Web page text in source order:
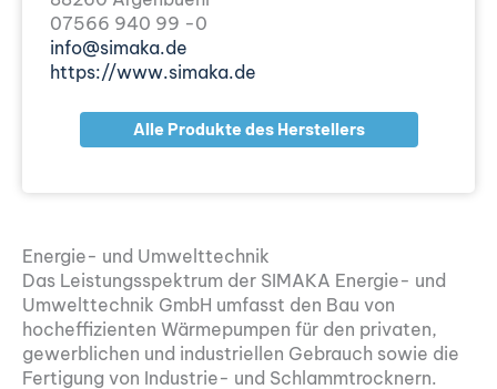
07566 940 99 -0
info@simaka.de
https://www.simaka.de
Alle Produkte des Herstellers
Energie- und Umwelttechnik
Das Leistungsspektrum der SIMAKA Energie- und
Umwelttechnik GmbH umfasst den Bau von
hocheffizienten Wärmepumpen für den privaten,
gewerblichen und industriellen Gebrauch sowie die
Fertigung von Industrie- und Schlammtrocknern.